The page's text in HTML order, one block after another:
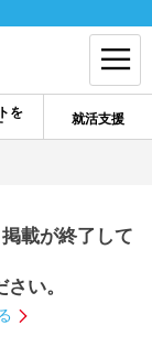
を
就活支援
イン
インターンを探す
載が終了して
い。